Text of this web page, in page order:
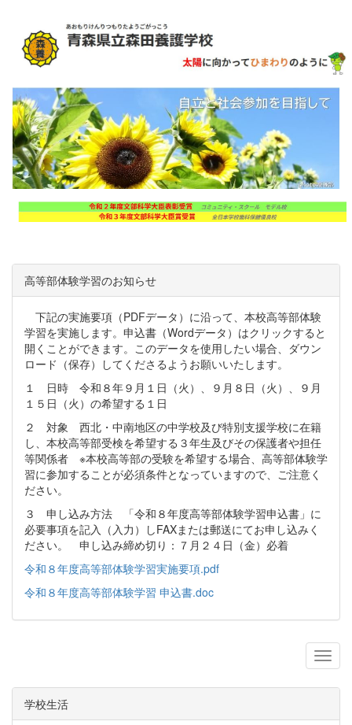
高等部体験学習のお知らせ
下記の実施要項（PDFデータ）に沿って、本校高等部体験
学習を実施します。申込書（Wordデータ）はクリックすると
開くことができます。このデータを使用したい場合、ダウン
ロード（保存）してくださるようお願いいたします。
１ 日時 令和８年９月１日（火）、９月８日（火）、９月
１５日（火）の希望する１日
２ 対象 西北・中南地区の中学校及び特別支援学校に在籍
し、本校高等部受検を希望する３年生及びその保護者や担任
等関係者 ※本校高等部の受験を希望する場合、高等部体験学
習に参加することが必須条件となっていますので、ご注意く
ださい。
３ 申し込み方法 「令和８年度高等部体験学習申込書」に
必要事項を記入（入力）しFAXまたは郵送にてお申し込みく
ださい。 申し込み締め切り：７月２４日（金）必着
令和８年度高等部体験学習実施要項.pdf
令和８年度高等部体験学習 申込書.doc
学校生活